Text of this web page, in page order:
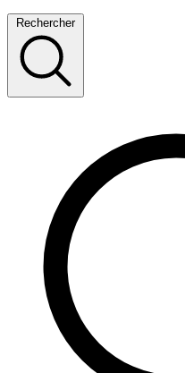
Rechercher